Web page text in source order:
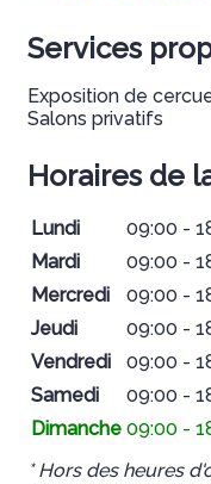
Services
Exposition de
Salons privatifs
Horaires de
Lundi
09:00 -
Mardi
09:00 -
Mercredi
09:00 -
Jeudi
09:00 -
Vendredi
09:00 -
Samedi
09:00 -
Dimanche 09:00 -
* Hors des heures